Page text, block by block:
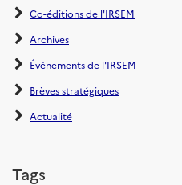
Co-éditions de l'IRSEM
Archives
Événements de l'IRSEM
Brèves stratégiques
Actualité
Tags